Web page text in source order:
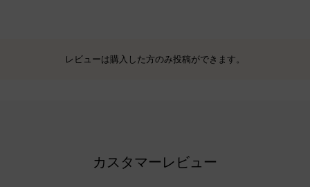
レビューは購入した方のみ投稿ができます。
カスタマーレビュー